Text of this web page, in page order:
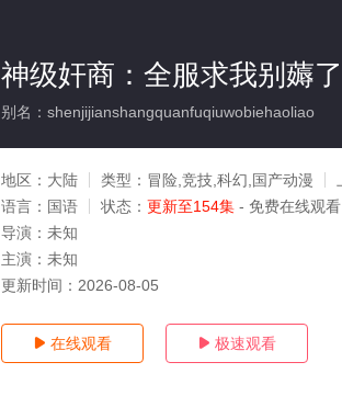
神级奸商：全服求我别薅了
别名：shenjijianshangquanfuqiuwobiehaoliao
地区： 大陆 类型： 冒险,竞技,科幻,国产动漫
语言： 国语 状态： 更新至154集 - 免费在线观看
导演： 未知
主演： 未知
更新时间： 2026-08-05
 在线观看  极速观看